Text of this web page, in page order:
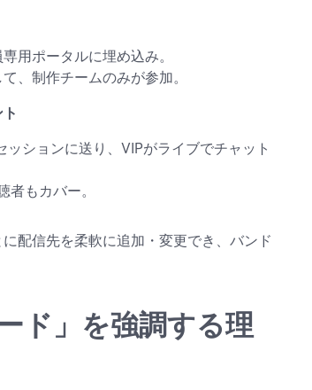
用ポータルに埋め込み。
、制作チームのみが参加。
ションに送り、VIPがライブでチャット
もカバー。
配信先を柔軟に追加・変更でき、バンド
ド」を強調する理